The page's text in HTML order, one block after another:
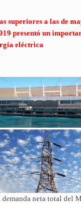
superiores a las de
presentó un
eléctrica
neta total del